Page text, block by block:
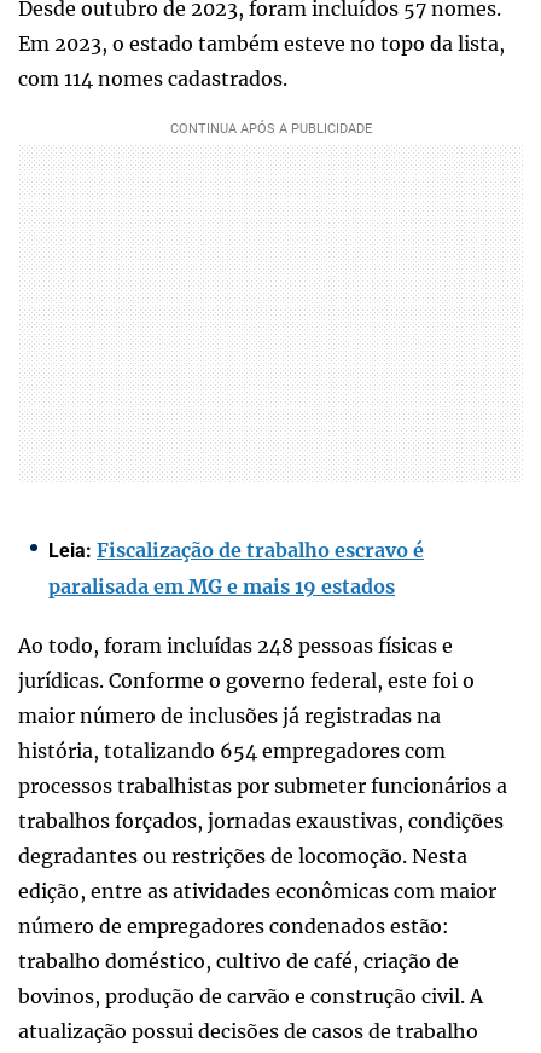
Desde outubro de 2023, foram incluídos 57 nomes.
Em 2023, o estado também esteve no topo da lista,
com 114 nomes cadastrados.
Leia: Fiscalização de trabalho escravo é
paralisada em MG e mais 19 estados
Ao todo, foram incluídas 248 pessoas físicas e
jurídicas. Conforme o governo federal, este foi o
maior número de inclusões já registradas na
história, totalizando 654 empregadores com
processos trabalhistas por submeter funcionários a
trabalhos forçados, jornadas exaustivas, condições
degradantes ou restrições de locomoção. Nesta
edição, entre as atividades econômicas com maior
número de empregadores condenados estão:
trabalho doméstico, cultivo de café, criação de
bovinos, produção de carvão e construção civil. A
atualização possui decisões de casos de trabalho